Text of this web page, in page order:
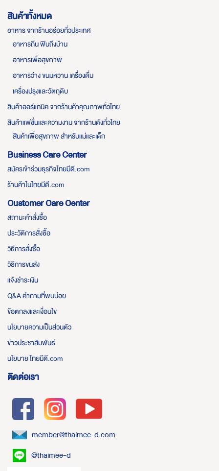
สินค้าทั้งหมด
อาหาร จากร้านอร่อยทั่วประเทศ
อาหารถิ่น ฟินถึงบ้าน
อาหารเพื่อสุขภาพ
อาหารว่าง ขนมหวาน เครื่องดื่ม
เครื่องปรุงและวัตถุดิบ
สินค้าออร์แกนิค จากร้านค้าคุณภาพทั่วไทย
สินค้าแฟชั่นและความงาม จากร้านดังทั่วไทย
สินค้าเพื่อสุขภาพ สำหรับแม่และเด็ก
Business Care Center
สมัครเข้าร่วมธุรกิจไทยมีดี.com
ร้านค้าในไทยมีดี.com
Customer Care Center
สถานะคำสั่งซื้อ
ประวัติการสั่งซื้อ
วิธีการสั่งซื้อ
วิธีการขนส่ง
แจ้งชำระเงิน
Q&A คำถามที่พบบ่อย
ข้อตกลงและเงื่อนไข
นโยบายความเป็นส่วนตัว
ข่าวประชาสัมพันธ์
นโยบาย ไทยมีดี.com
ติดต่อเรา
member@thaimee-d.com
@thaimee-d